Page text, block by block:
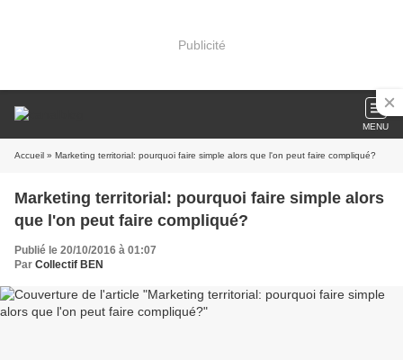
Publicité
MENU
Accueil » Marketing territorial: pourquoi faire simple alors que l'on peut faire compliqué?
Marketing territorial: pourquoi faire simple alors
que l'on peut faire compliqué?
Publié le 20/10/2016 à 01:07
Par Collectif BEN